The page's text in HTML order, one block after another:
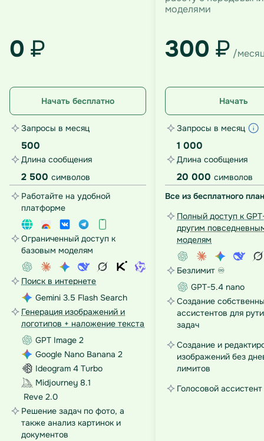
0 ₽
Начать бесплатно
Запросы в месяц
500
Длина сообщения
2 500 символов
Работайте на удобной
платформе
Ограниченный доступ к
базовым моделям
Поиск в интернете
Gemini 3.5 Flash Search
Генерация изображений и
логотипов + наложение текста
GPT Image 2
Google Nano Banana 2
Ideogram 4 Turbo
Midjourney 8.1
Reve 2.0
Решение задач по фото, а
также анализ картинок и
документов
моделями
300 ₽ /
Начать
Запросы в месяц
1 000
Длина сообщения
20 000 символов
Все из бесплатного
Полный доступ к
другим
моделям
Безлимит ♾️
GPT-5.4 nano
Создание
ассистентов для
задач
Создание и
изображений без
лимитов
Голосовой ассистент